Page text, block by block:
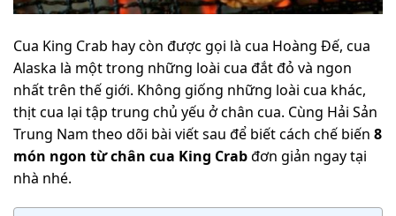
Cua King Crab hay còn được gọi là cua Hoàng Đế, cua
Alaska là một trong những loài cua đắt đỏ và ngon
nhất trên thế giới. Không giống những loài cua khác,
thịt cua lại tập trung chủ yếu ở chân cua. Cùng Hải Sản
Trung Nam theo dõi bài viết sau để biết cách chế biến 8
món ngon từ chân cua King Crabđơn giản ngay tại
nhà nhé.